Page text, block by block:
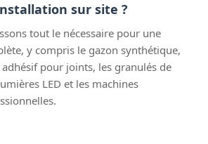
sur site ?
tout le nécessaire pour une
y compris le gazon synthétique,
pour joints, les granulés de
LED et les machines